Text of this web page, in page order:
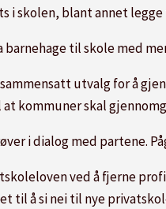
i skolen, blant annet
barnehage til skole med
utvalg for å
kommuner skal
i dialog med partene.
ved å fjerne
til å si nei til nye